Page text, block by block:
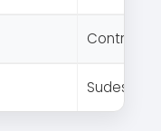
Contratos
Sudeste